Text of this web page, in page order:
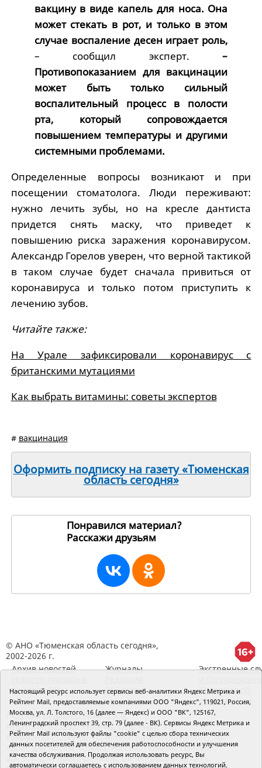
вакцину в виде капель для носа. Она
может стекать в рот, и только в этом
случае воспаление десен играет роль,
– сообщил эксперт.–
Противопоказанием для вакцинации
может быть только сильный
воспалительный процесс в полости
рта, который сопровождается
повышением температуры и другими
системными проблемами.
Определенные вопросы возникают и при
посещении стоматолога. Люди переживают:
нужно лечить зубы, но на кресле дантиста
придется снять маску, что приведет к
повышению риска заражения коронавирусом.
Александр Горелов уверен, что верной тактикой
в таком случае будет сначала привиться от
коронавируса и только потом приступить к
лечению зубов.
Читайте также:
На Урале зафиксировали коронавирус с
британскими мутациями
Как выбрать витамины: советы экспертов
# вакцинация
Оформить подписку на газету «Тюменская
область сегодня»
Понравился материал?
Расскажи друзьям
© АНО «Тюменская область сегодня»,
2002-2026 г.
Архив новостей
районов ТО
Журналы
RSS поток
Экстренные
Сведения об
организации
Главный редактор Рябков А.В.
Редакция: 625002, Тюмень, Осипенко, 81,
телефон (3452)49-00-18, e-mail: tumentoday@obl72.ru
Адрес для писем: 625000, Россия, Тюмень, Почтамт,
а/я 371. Для пресс-релизов: tumentoday@obl72.ru.
Настоящий ресурс использует сервисы веб-аналитики Яндекс Метрика и
Рейтинг Mail, предоставляемые компаниями ООО "Яндекс", 119021, Россия,
Москва, ул. Л. Толстого, 16 (далее — Яндекс) и ООО "ВК", 125167,
Ленинградский проспект 39, стр. 79 (далее - ВК). Сервисы Яндекс Метрика и
Рейтинг Mail используют файлы "cookie" с целью сбора технических
данных посетителей для обеспечения работоспособности и улучшения
качества обслуживания. Продолжая использовать ресурс, Вы
автоматически соглашаетесь с использованием данных технологий.